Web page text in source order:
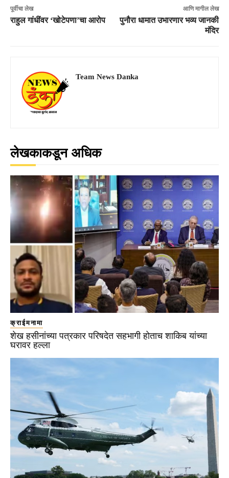
पूर्वीचा लेख
राहुल गांधींवर ‘खोटेपणा’चा आरोप
आणि मागील लेख
पुनौरा धामात उभारणार भव्य जानकी
मंदिर
Team News Danka
लेखकाकडून अधिक
क्राईमनामा
शेख हसीनांच्या पत्रकार परिषदेत सहभागी होताच शाकिब यांच्या
घरावर हल्ला